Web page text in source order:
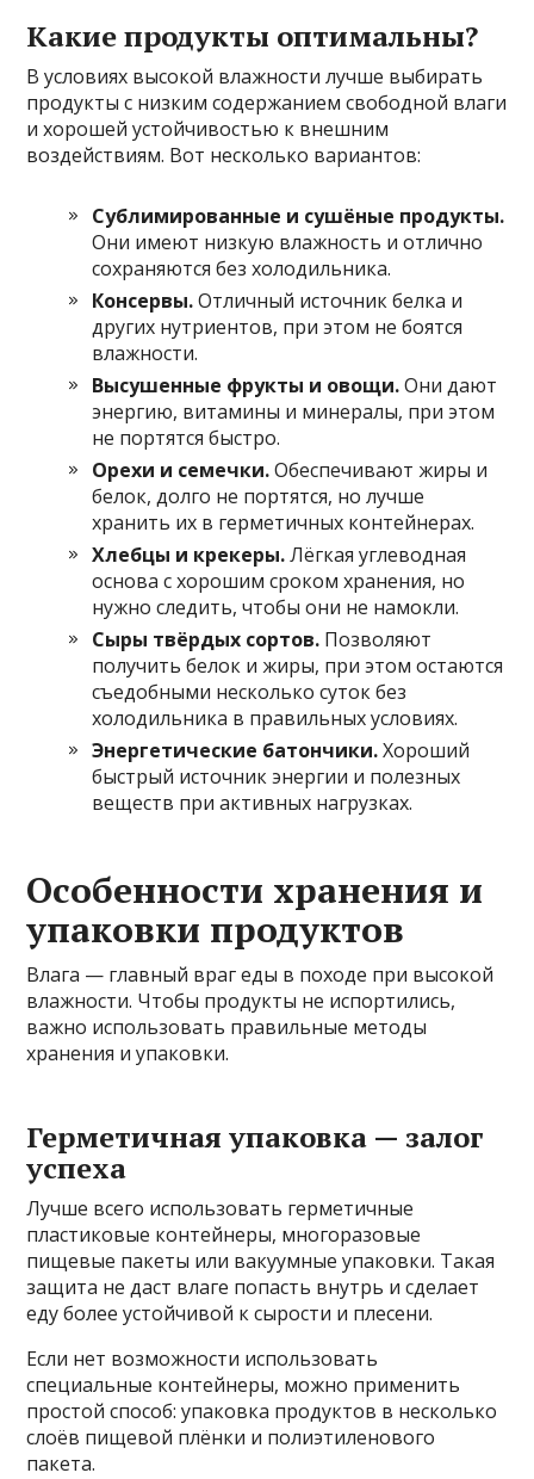
Какие продукты оптимальны?
В условиях высокой влажности лучше выбирать
продукты с низким содержанием свободной влаги
и хорошей устойчивостью к внешним
воздействиям. Вот несколько вариантов:
Сублимированные и сушёные продукты.
Они имеют низкую влажность и отлично
сохраняются без холодильника.
Консервы.Отличный источник белка и
других нутриентов, при этом не боятся
влажности.
Высушенные фрукты и овощи.Они дают
энергию, витамины и минералы, при этом
не портятся быстро.
Орехи и семечки.Обеспечивают жиры и
белок, долго не портятся, но лучше
хранить их в герметичных контейнерах.
Хлебцы и крекеры.Лёгкая углеводная
основа с хорошим сроком хранения, но
нужно следить, чтобы они не намокли.
Сыры твёрдых сортов. Позволяют
получить белок и жиры, при этом остаются
съедобными несколько суток без
холодильника в правильных условиях.
Энергетические батончики.Хороший
быстрый источник энергии и полезных
веществ при активных нагрузках.
Особенности хранения и
упаковки продуктов
Влага — главный враг еды в походе при высокой
влажности. Чтобы продукты не испортились,
важно использовать правильные методы
хранения и упаковки.
Герметичная упаковка — залог
успеха
Лучше всего использовать герметичные
пластиковые контейнеры, многоразовые
пищевые пакеты или вакуумные упаковки. Такая
защита не даст влаге попасть внутрь и сделает
еду более устойчивой к сырости и плесени.
Если нет возможности использовать
специальные контейнеры, можно применить
простой способ: упаковка продуктов в несколько
слоёв пищевой плёнки и полиэтиленового
пакета.